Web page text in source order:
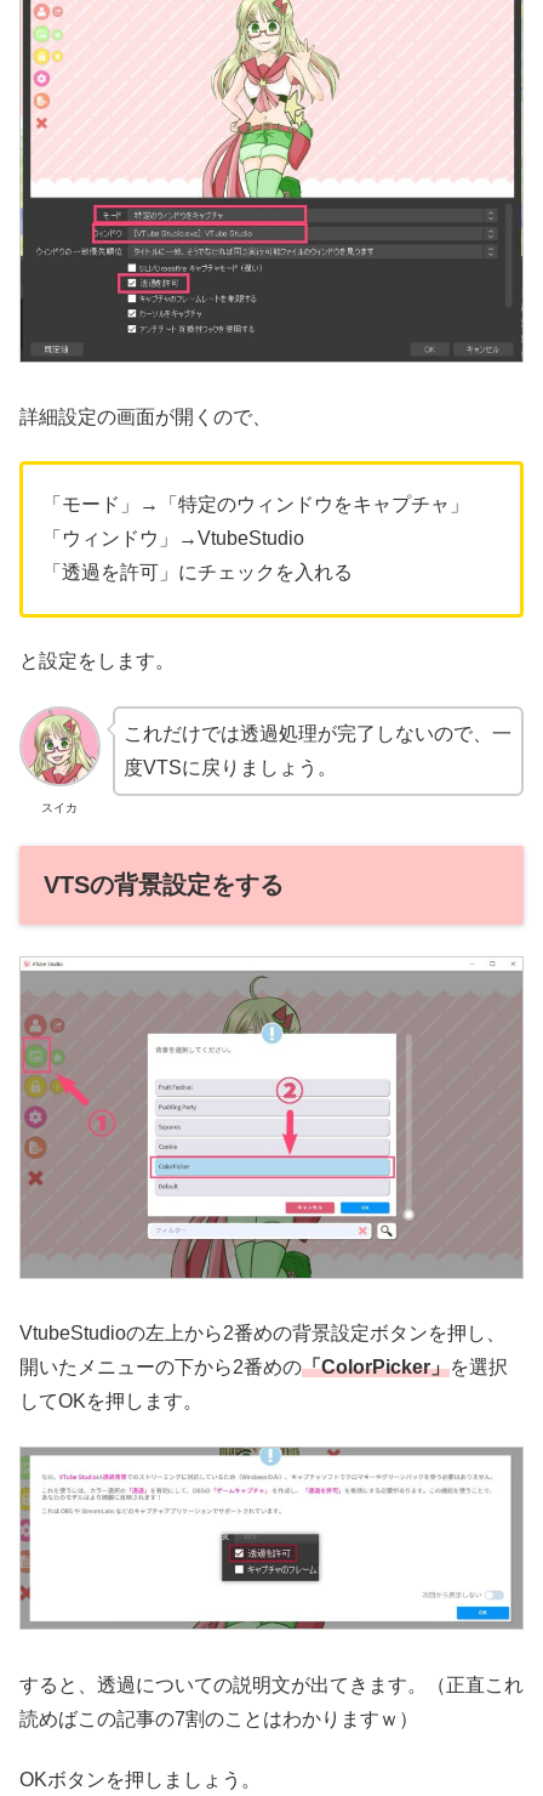
詳細設定の画面が開くので、
「モード」→「特定のウィンドウをキャプチャ」
「ウィンドウ」→VtubeStudio
「透過を許可」にチェックを入れる
と設定をします。
スイカ
これだけでは透過処理が完了しないので、一
度VTSに戻りましょう。
VTSの背景設定をする
VtubeStudioの左上から2番めの背景設定ボタンを押し、
開いたメニューの下から2番めの「ColorPicker」を選択
してOKを押します。
すると、透過についての説明文が出てきます。（正直これ
読めばこの記事の7割のことはわかりますｗ）
OKボタンを押しましょう。